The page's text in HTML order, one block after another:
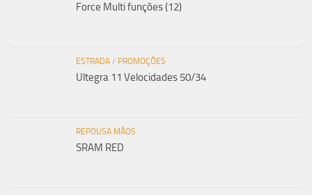
Force Multi funções (12)
ESTRADA / PROMOÇÕES
Ultegra 11 Velocidades 50/34
REPOUSA MÃOS
SRAM RED